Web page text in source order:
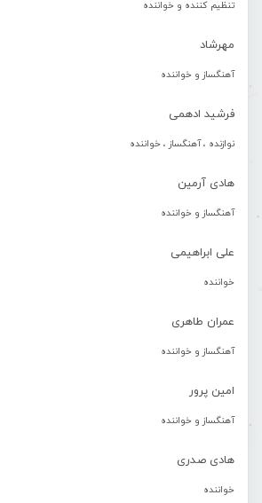
تنظیم کننده و خواننده
مهرشاد
آهنگساز و خواننده
فرشید ادهمی
نوازنده ، آهنگساز ، خواننده
هادی آرمین
آهنگساز و خواننده
علی ابراهیمی
خواننده
عمران طاهری
آهنگساز و خواننده
امین پرور
آهنگساز و خواننده
هادی صدری
خواننده